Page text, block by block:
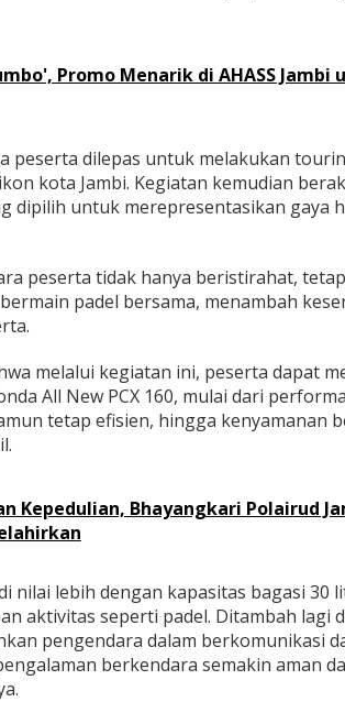
Promo Menarik di AHASS Jambi
peserta dilepas untuk melakukan
kota Jambi. Kegiatan kemudian
dipilih untuk merepresentasikan gaya
peserta tidak hanya beristirahat,
padel bersama, menambah
melalui kegiatan ini, peserta dapat
All New PCX 160, mulai dari
tetap efisien, hingga kenyamanan
Kepedulian, Bhayangkari Polairud
nilai lebih dengan kapasitas bagasi 30
aktivitas seperti padel. Ditambah lagi
pengendara dalam berkomunikasi
berkendara semakin aman